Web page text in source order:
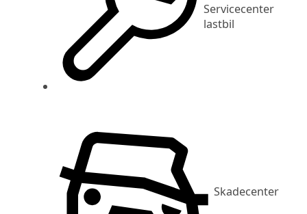
Servicecenter
lastbil
Skadecenter